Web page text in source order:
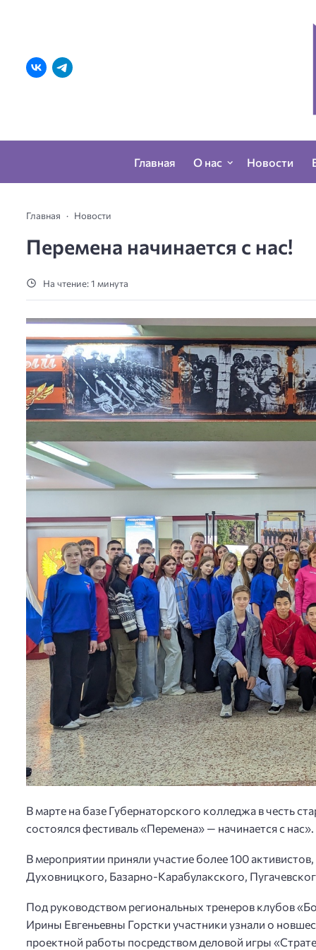
Главная О нас Новости
Главная Новости
Перемена начинается с нас!
На чтение: 1 минута
В марте на базе Губернаторского колледжа в честь
состоялся фестиваль «Перемена» — начинается с нас».
В мероприятии приняли участие более 100
Духовницкого, Базарно-Карабулакского,
Под руководством региональных тренеров клубов
Ирины Евгеньевны Горстки участники узнали о
проектной работы посредством деловой игры